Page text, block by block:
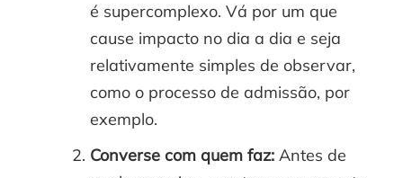
é supercomplexo. Vá por um que
cause impacto no dia a dia e seja
relativamente simples de observar,
como o processo de admissão, por
exemplo.
Converse com quem faz: Antes de